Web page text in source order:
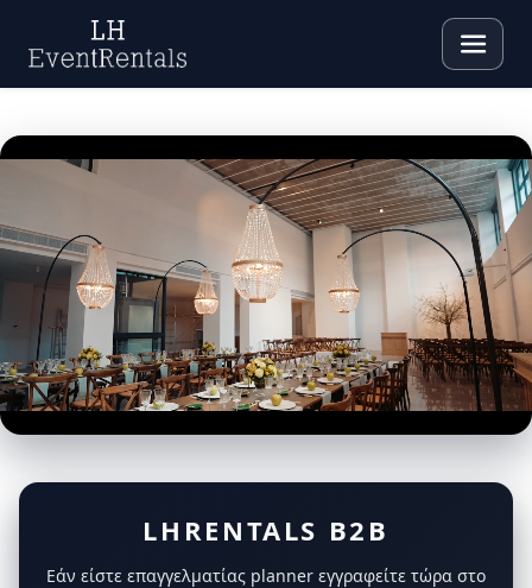
LHRENTALS B2B
Εάν είστε επαγγελματίας planner εγγραφείτε τώρα στο